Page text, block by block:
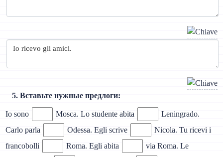
5. Вставьте нужные предлоги:
Io sono Mosca. Lo studente abita
Leningrado.
Carlo parla
Odessa. Egli scrive
Nicola. Tu ricevi i
francobolli
Roma. Egli abita
via Roma. Le